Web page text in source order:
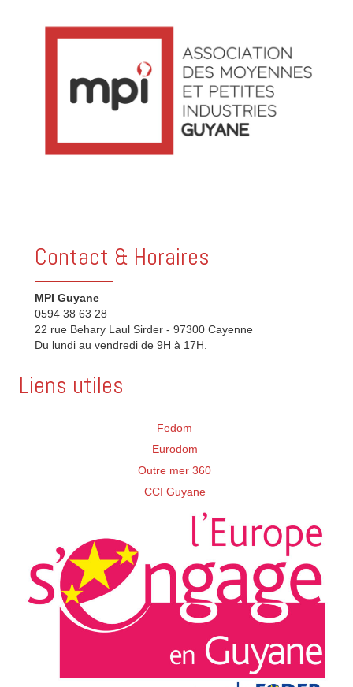
Contact & Horaires
MPI Guyane
0594 38 63 28
22 rue Behary Laul Sirder - 97300 Cayenne
Du lundi au vendredi de 9H à 17H.
Liens utiles
Fedom
Eurodom
Outre mer 360
CCI Guyane